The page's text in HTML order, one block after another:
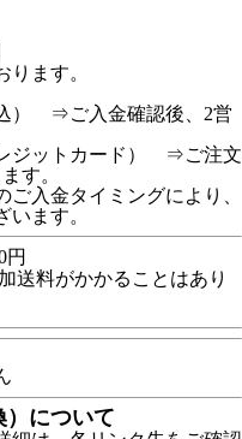
ります。
） ⇒ご入金確認後、2営
ジットカード） ⇒ご注文
す。
ご入金タイミングにより、
ます。
送料がかかることはあり
）について